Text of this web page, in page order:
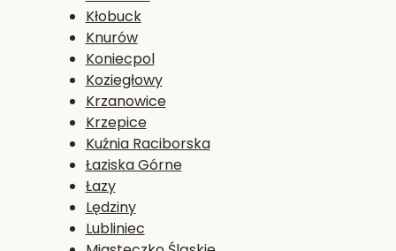
Kłobuck
Knurów
Koniecpol
Koziegłowy
Krzanowice
Krzepice
Kuźnia Raciborska
Łaziska Górne
Łazy
Lędziny
Lubliniec